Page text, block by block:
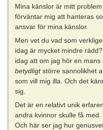
Mina känslor är mitt
förväntar mig att hanteras
ansvar för mina känslor.
Men vet du vad som
idag är mycket mindre
idag att om jag hör en
betydligtstörre sannolikhet
som vill mig illa. Och det
sig.
Det är en relativt unik
andra kvinnor skulle få
Och här ser jag hur